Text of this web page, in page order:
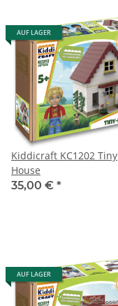
AUF LAGER
Kiddicraft KC1202 Tiny
House
35,00 € *
AUF LAGER